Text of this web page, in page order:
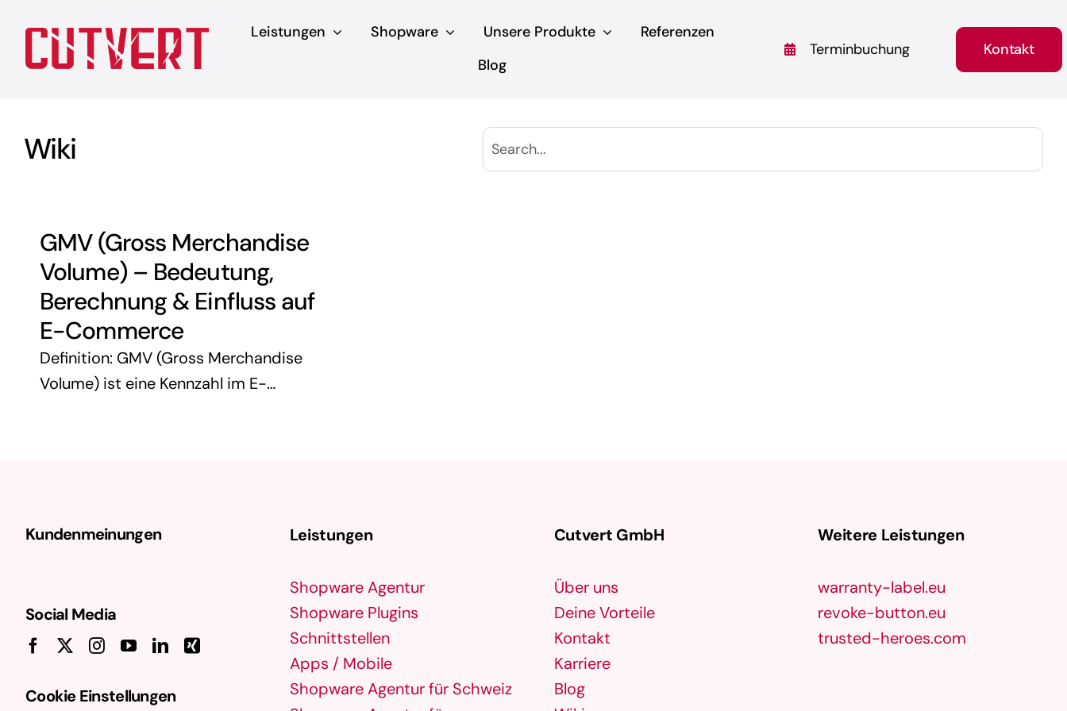
Inhalt
springen
Leistungen Shopware Unsere Produkte
Referenzen
Blog
Terminbuchung Kontakt
Wiki
GMV (Gross Merchandise
Volume) – Bedeutung,
Berechnung & Einfluss auf
E-Commerce
Definition: GMV (Gross Merchandise
Volume) ist eine Kennzahl im E-
Kundenmeinungen
Social Media
Cookie Einstellungen
Leistungen
Shopware Agentur
Shopware Plugins
Schnittstellen
Apps / Mobile
Shopware Agentur für Schweiz
Cutvert GmbH
Über uns
Deine Vorteile
Kontakt
Karriere
Blog
Weitere Leistungen
warranty-label.eu
revoke-button.eu
trusted-heroes.com